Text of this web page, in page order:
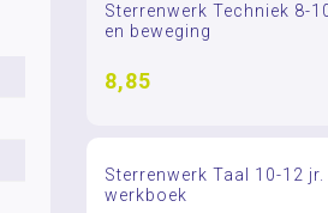
Sterrenwerk Techniek 8-
en beweging
8,85
Sterrenwerk Taal 10-12
werkboek